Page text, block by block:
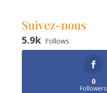
Suivez-nous
5.9k Follows
0
Followers